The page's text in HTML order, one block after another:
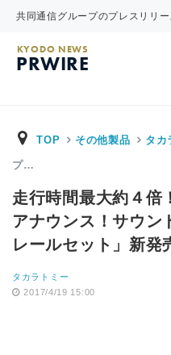
共同通信グループのプレスリリ
KYODO NEWS
PRWIRE
TOP その他製品 タカ
プ…
走行時間最大約４倍
アナウンス！サウン
レールセット」新発
タカラトミー
2017/4/19 15:00